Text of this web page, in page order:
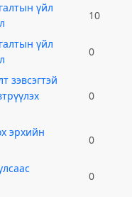
үйл
10
үйл
0
зэвсэгтэй
0
эрхийн
0
0